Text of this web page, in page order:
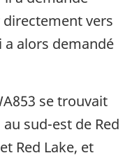
vers
alors demandé
se trouvait
sud-est de Red
Red Lake, et